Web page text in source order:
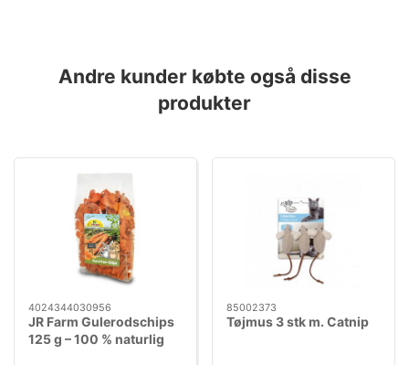
Andre kunder købte også disse
produkter
4024344030956
JR Farm Gulerodschips
125 g – 100 % naturlig
85002373
Tøjmus 3 stk m. Catnip